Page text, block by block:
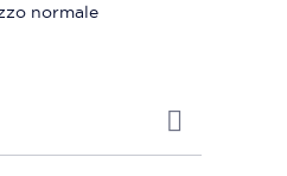
normale